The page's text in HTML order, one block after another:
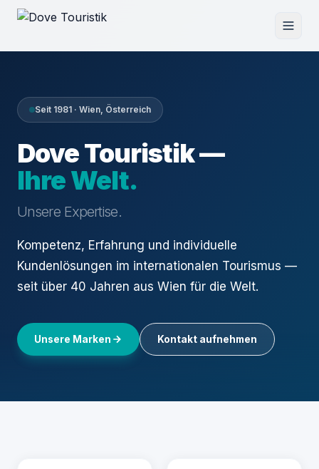
Seit 1981 · Wien, Österreich
Dove Touristik —
Ihre Welt.
Unsere Expertise.
Kompetenz, Erfahrung und individuelle
Kundenlösungen im internationalen Tourismus —
seit über 40 Jahren aus Wien für die Welt.
Unsere Marken Kontakt aufnehmen